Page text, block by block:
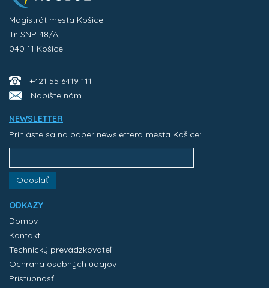
Magistrát mesta Košice
Tr. SNP 48/A,
040 11 Košice
+421 55 6419 111
Napíšte nám
NEWSLETTER
Prihláste sa na odber newslettera mesta Košice:
Odoslať
ODKAZY
Domov
Kontakt
Technický prevádzkovateľ
Ochrana osobných údajov
Prístupnosť